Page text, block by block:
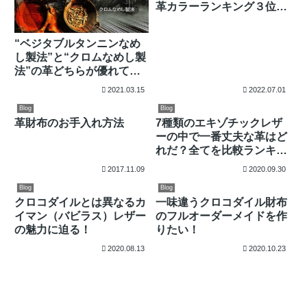
“ベジタブルタンニンなめ
し製法”と“クロムなめし製
法”の革どちらが優れてい
2021.03.15
革カラーランキング３位は
2022.07.01
Blog
革財布のお手入れ方法
2017.11.09
Blog
7種類のエキゾチックレザ
ーの中で一番丈夫な革はど
れだ？全てを比較ランキン
2020.09.30
Blog
クロコダイルとは異なるカ
イマン（バビラス）レザー
の魅力に迫る！
2020.08.13
Blog
一味違うクロコダイル財布
のフルオーダーメイドを作
りたい！
2020.10.23